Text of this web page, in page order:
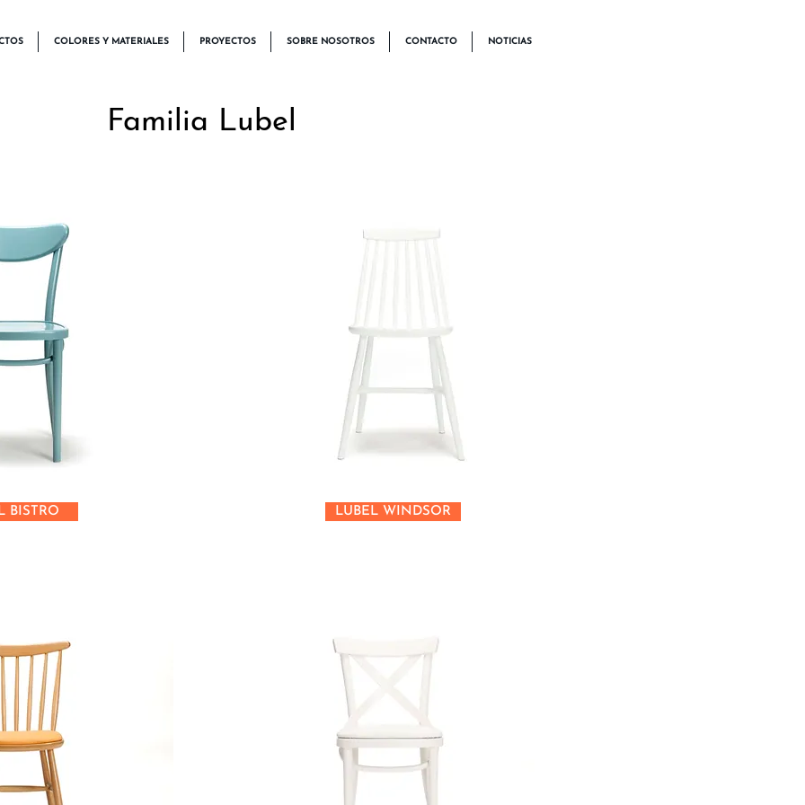
COLORES Y MATERIALES PROYECTOS SOBRE NOSOTROS CONTACTO NOTICIAS
Familia Lubel
BISTRO LUBEL WINDSOR